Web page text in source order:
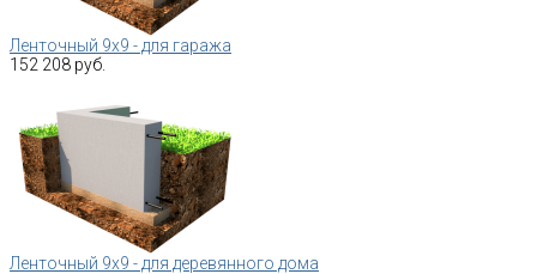
Ленточный 9х9 - для гаража
152 208 руб.
Ленточный 9х9 - для деревянного дома